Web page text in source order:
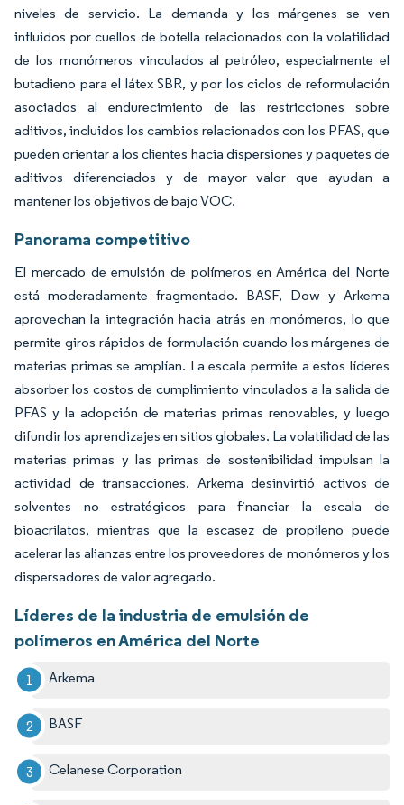
niveles de servicio. La demanda y los márgenes se ven
influidos por cuellos de botella relacionados con la volatilidad
de los monómeros vinculados al petróleo, especialmente el
butadieno para el látex SBR, y por los ciclos de reformulación
asociados al endurecimiento de las restricciones sobre
aditivos, incluidos los cambios relacionados con los PFAS, que
pueden orientar a los clientes hacia dispersiones y paquetes de
aditivos diferenciados y de mayor valor que ayudan a
mantener los objetivos de bajo VOC.
Panorama competitivo
El mercado de emulsión de polímeros en América del Norte
está moderadamente fragmentado. BASF, Dow y Arkema
aprovechan la integración hacia atrás en monómeros, lo que
permite giros rápidos de formulación cuando los márgenes de
materias primas se amplían. La escala permite a estos líderes
absorber los costos de cumplimiento vinculados a la salida de
PFAS y la adopción de materias primas renovables, y luego
difundir los aprendizajes en sitios globales. La volatilidad de las
materias primas y las primas de sostenibilidad impulsan la
actividad de transacciones. Arkema desinvirtió activos de
solventes no estratégicos para financiar la escala de
bioacrilatos, mientras que la escasez de propileno puede
acelerar las alianzas entre los proveedores de monómeros y los
dispersadores de valor agregado.
Líderes de la industria de emulsión de
polímeros en América del Norte
Arkema
BASF
Celanese Corporation